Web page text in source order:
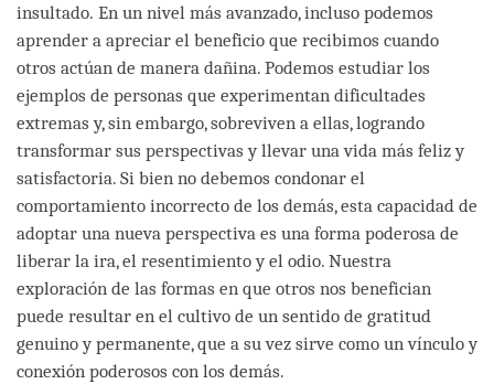
insultado. En un nivel más avanzado, incluso podemos
aprender a apreciar el beneficio que recibimos cuando
otros actúan de manera dañina. Podemos estudiar los
ejemplos de personas que experimentan dificultades
extremas y, sin embargo, sobreviven a ellas, logrando
transformar sus perspectivas y llevar una vida más feliz y
satisfactoria. Si bien no debemos condonar el
comportamiento incorrecto de los demás, esta capacidad de
adoptar una nueva perspectiva es una forma poderosa de
liberar la ira, el resentimiento y el odio. Nuestra
exploración de las formas en que otros nos benefician
puede resultar en el cultivo de un sentido de gratitud
genuino y permanente, que a su vez sirve como un vínculo y
conexión poderosos con los demás.